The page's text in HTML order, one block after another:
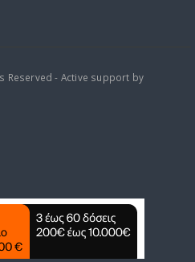
Reserved - Active support by